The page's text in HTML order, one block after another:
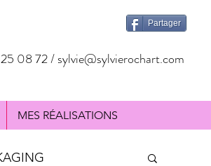
08 72 /sylvie@sylvierochart.com
Partager
MES RÉALISATIONS